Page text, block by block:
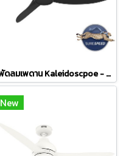
พัดลมเพดาน Kaleidoscpoe - Matte Black
New